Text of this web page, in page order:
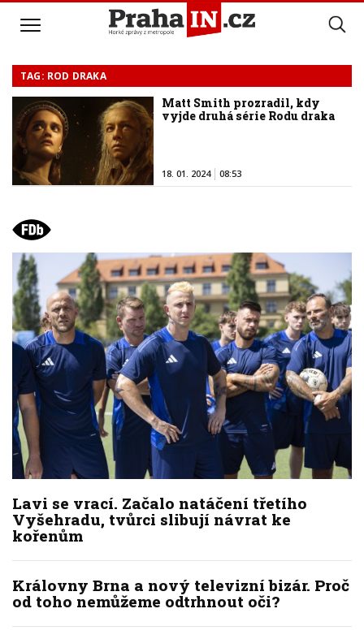
TAG: ROD DRAKA
Matt Smith prozradil, kdy
vyjde druhá série Rodu draka
18. 01. 2024 08:53
Lavi se vrací. Začalo natáčení třetího
Vyšehradu, tvůrci slibují návrat ke
kořenům
Královny Brna a nový televizní bizár. Proč
od toho nemůžeme odtrhnout oči?